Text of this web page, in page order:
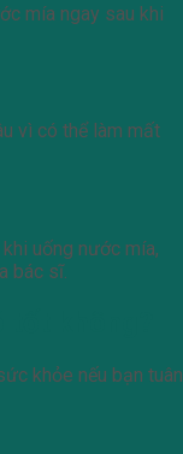
mía ngay sau khi
vì có thể làm mất
uống nước mía,
bác sĩ.
khỏe nếu bạn tuân